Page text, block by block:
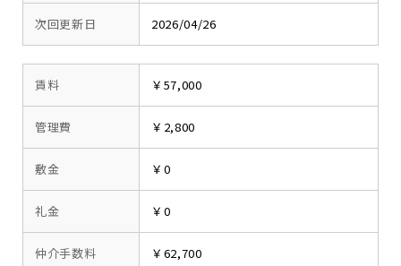
次回更新日 2026/04/26
賃料 ￥57,000
管理費 ￥2,800
敷金 ￥0
礼金 ￥0
仲介手数料 ￥62,700